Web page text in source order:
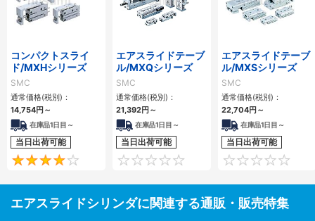
コンパクトスライ
ド/MXHシリーズ
SMC
通常価格(税別)：
14,754円 ～
在庫品1日目～
当日出荷可能
4
エアスライドテーブ
ル/MXQシリーズ
SMC
通常価格(税別)：
21,392円 ～
在庫品1日目～
当日出荷可能
0
エアスライドテーブ
ル/MXSシリーズ
SMC
通常価格(税別)：
22,704円 ～
在庫品1日目～
当日出荷可能
エアスライドシリンダに関連する通販・販売特集